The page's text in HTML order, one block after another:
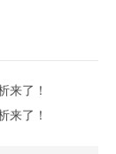
来了！
来了！